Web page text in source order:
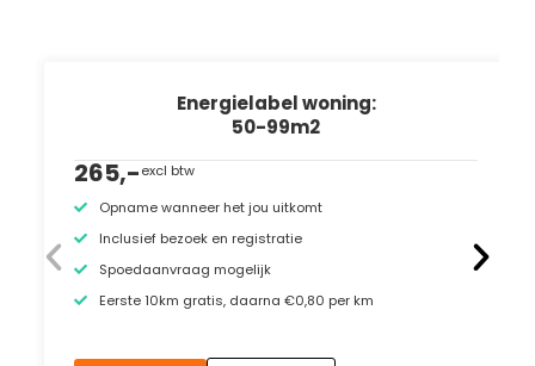
Energielabel woning:
50-99m2
265,-excl btw
Opname wanneer het jou uitkomt
Inclusief bezoek en registratie
Spoedaanvraag mogelijk
Eerste 10km gratis, daarna €0,80 per km